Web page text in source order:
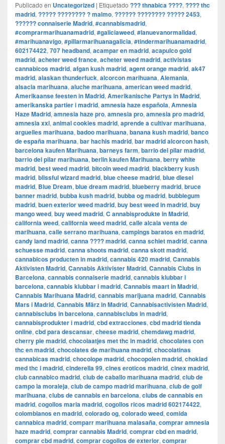
Publicado en Uncategorized | Etiquetado ??? thnabica ????, ???? thc
madrid, ????? ???????? ? malmo, ?????? ???????? ????? 2453,
?????? connaiserie Madrid, #cannabismadrid,
#comprarmarihuanamadrid, #galiciaweed, #lanuevanormalidad,
#marihuanavigo, #pillarmarihuanagalicia, #tindermarihuanamadrid,
602174422, 707 headband, acampar en madrid, acapulco gold
madrid, acheter weed france, acheter weed madrid, activistas
cannabicos madrid, afgan kush madrid, agent orange madrid, ak47
madrid, alaskan thunderfuck, alcorcon marihuana, Alemania,
alsacia marihuana, aluche marihuana, american weed madrid,
Amerikaanse feesten in Madrid, Amerikanische Partys in Madrid,
amerikanska partier i madrid, amnesia haze española, Amnesia
Haze Madrid, amnesia haze pro, amnesia pro, amnesia pro madrid,
amnesia xxl, animal cookies madrid, aprende a cultivar marihuana,
arguelles marihuana, badoo marihuana, banana kush madrid, banco
de españa marihuana, bar hachis madrid, bar madrid alcorcon hash,
barcelona kaufen Marihuana, barneys farm, barrio del pilar madrid,
barrio del pilar marihuana, berlin kaufen Marihuana, berry white
madrid, best weed madrid, bitcoin weed madrid, blackberry kush
madrid, blissful wizard madrid, blue cheese madrid, blue diesel
madrid, Blue Dream, blue dream madrid, blueberry madrid, bruce
banner madrid, bubba kush madrid, bubba og madrid, bubblegum
madrid, buen exterior weed madrid, buy best weed in madrid, buy
mango weed, buy weed madrid, C annabisprodukte in Madrid,
california weed, california weed madrid, calle alcala venta de
marihuana, calle serrano marihuana, campings baratos en madrid,
candy land madrid, canna ???? madrid, canna schiet madrid, canna
schuesse madrid, canna shoots madrid, canna skott madrid,
cannabicos producten in madrid, cannabis 420 madrid, Cannabis
Aktivisten Madrid, Cannabis Aktivister Madrid, Cannabis Clubs in
Barcelona, cannabis connaiserie madrid, cannabis klubbar i
barcelona, cannabis klubbar i madrid, Cannabis maart in Madrid,
Cannabis Marihuana Madrid, cannabis marijuana madrid, Cannabis
Mars i Madrid, Cannabis März in Madrid, Cannabisactivisten Madrid,
cannabisclubs in barcelona, cannabisclubs in madrid,
cannabisprodukter i madrid, cbd extracciones, cbd madrid tienda
online, cbd para descansar, cheese madrid, chemdawg madrid,
cherry pie madrid, chocolaatjes met thc in madrid, chocolates con
thc en madrid, chocolates de marihuana madrid, chocolatinas
cannabicas madrid, chocolope madrid, chocopolen madrid, choklad
med thc i madrid, cinderella 99, cines eroticos madrid, cinex madrid,
club cannabico madrid, club de caballo marihuana madrid, club de
campo la moraleja, club de campo madrid marihuana, club de golf
marihuana, clubs de cannabis en barcelona, clubs de cannabis en
madrid, cogollos maria madrid, cogollos ricos madrid 602174422,
colombianos en madrid, colorado og, colorado weed, comida
cannabica madrid, comparr marihuana malasaña, comprar amnesia
haze madrid, comprar cannabis Madrid, comprar cbd en madrid,
comprar cbd madrid, comprar cogollos de exterior, comprar